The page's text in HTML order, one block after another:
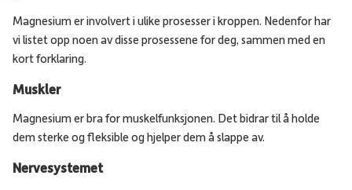
Magnesium er involvert i ulike prosesser i kroppen. Nedenfor har
vi listet opp noen av disse prosessene for deg, sammen med en
kort forklaring.
Muskler
Magnesium er bra for muskelfunksjonen. Det bidrar til å holde
dem sterke og fleksible og hjelper dem å slappe av.
Nervesystemet